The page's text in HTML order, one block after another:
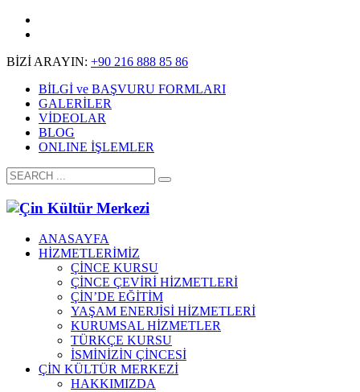
BİZİ ARAYIN: +90 216 888 85 86
BİLGİ ve BAŞVURU FORMLARI
GALERİLER
VİDEOLAR
BLOG
ONLINE İŞLEMLER
ANASAYFA
HİZMETLERİMİZ
ÇİNCE KURSU
ÇİNCE ÇEVİRİ HİZMETLERİ
ÇİN’DE EĞİTİM
YAŞAM ENERJİSİ HİZMETLERİ
KURUMSAL HİZMETLER
TÜRKÇE KURSU
İSMİNİZİN ÇİNCESİ
ÇİN KÜLTÜR MERKEZİ
HAKKIMIZDA